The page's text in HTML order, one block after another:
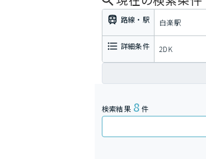
路線・駅 白楽駅
詳細条件 2DK
検索結果 8 件